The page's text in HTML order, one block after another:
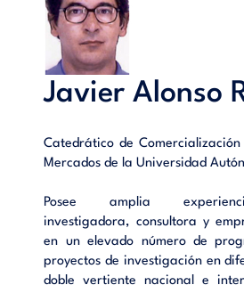
Javier Alonso
Catedrático de
Mercados de la Universidad
Posee amplia
investigadora, consultora y
en un elevado número de
proyectos de investigación en
doble vertiente nacional e